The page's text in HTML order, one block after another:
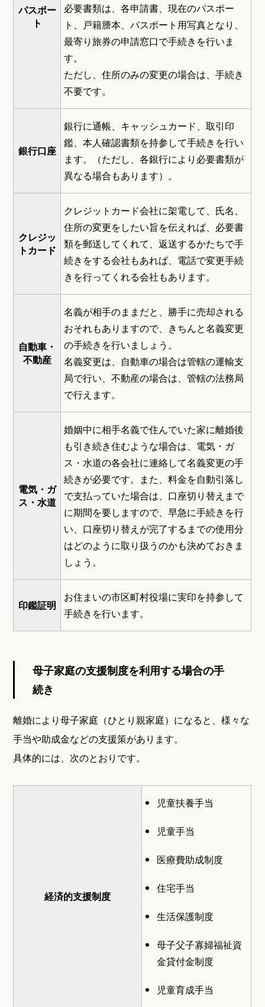
パスポー
ト
必要書類は、各申請書、現在のパスポー
ト、戸籍謄本、パスポート用写真となり、
最寄り旅券の申請窓口で手続きを行いま
す。
ただし、住所のみの変更の場合は、手続き
不要です。
銀行口座
銀行に通帳、キャッシュカード、取引印
鑑、本人確認書類を持参して手続きを行い
ます。（ただし、各銀行により必要書類が
異なる場合もあります）。
クレジッ
トカード
クレジットカード会社に架電して、氏名、
住所の変更をしたい旨を伝えれば、必要書
類を郵送してくれて、返送するかたちで手
続きをする会社もあれば、電話で変更手続
きを行ってくれる会社もあります。
自動車・
不動産
名義が相手のままだと、勝手に売却される
おそれもありますので、きちんと名義変更
の手続きを行いましょう。
名義変更は、自動車の場合は管轄の運輸支
局で行い、不動産の場合は、管轄の法務局
で行えます。
電気・ガ
ス・水道
婚姻中に相手名義で住んでいた家に離婚後
も引き続き住むような場合は、電気・ガ
ス・水道の各会社に連絡して名義変更の手
続きが必要です。また、料金を自動引落し
で支払っていた場合は、口座切り替えまで
に期間を要しますので、早急に手続きを行
い、口座切り替えが完了するまでの使用分
はどのように取り扱うのかも決めておきま
しょう。
印鑑証明
お住まいの市区町村役場に実印を持参して
手続きを行います。
母子家庭の支援制度を利用する場合の手
続き
離婚により母子家庭（ひとり親家庭）になると、様々な
手当や助成金などの支援策があります。
具体的には、次のとおりです。
経済的支援制度
児童扶養手当
児童手当
医療費助成制度
住宅手当
生活保護制度
母子父子寡婦福祉資
金貸付金制度
児童育成手当